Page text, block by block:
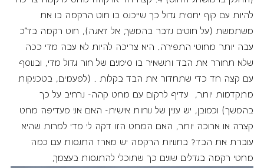
להיות עם קוף יחסית גדול כך שייכנס בו חוט הרקמה בו את
משתמשת (על חוטים נדבר בהמשך, אל דאגה), חוט רקמה בד"כ
עבה יותר מחוטי התפירה. היא צריכה להיות לא עבה מדי ככה
שלא תחורר את הבד ותשאיר בו סימנים של חור גדול מדי, ובנוסף
עם קצה חד כדי שתחדור את הבד בקלות . (לפעמים, בטכניקות
מתקדמות יותר, עדיף לרקום עם מחט קהה- נרחיב על כך
בהמשך) וכמובן, יש עניין של נוחות אישית- האם אני מעדיפה מחט
קצרה או ארוכה יותר, האם המחט הזו דקה לי מדי למרות שהיא
עוברת את הבד? בחנויות הרקמה יש מארז התנסות עם כמה
מחטי רקמה בגדלים שונים כך שתוכלי להתנסות בעצמך,